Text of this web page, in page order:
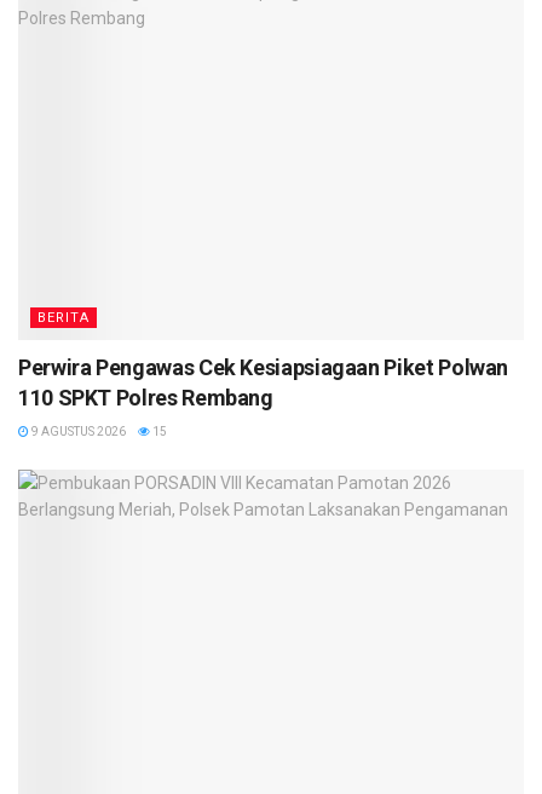
BERITA
Perwira Pengawas Cek Kesiapsiagaan Piket Polwan
110 SPKT Polres Rembang
9 AGUSTUS 2026 15